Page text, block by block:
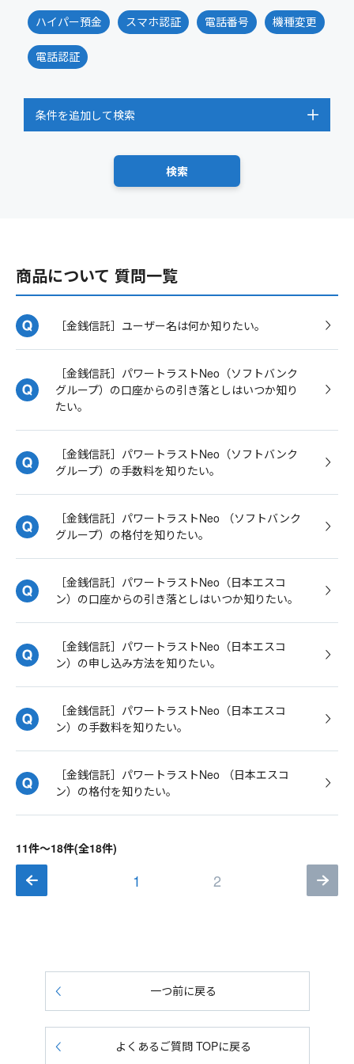
ハイパー預金 スマホ認証 電話番号 機種変更
電話認証
条件を追加して検索
商品について 質問一覧
［金銭信託］ユーザー名は何か知りたい。
［金銭信託］パワートラストNeo（ソフトバンク
グループ）の口座からの引き落としはいつか知り
たい。
［金銭信託］パワートラストNeo（ソフトバンク
グループ）の手数料を知りたい。
［金銭信託］パワートラストNeo （ソフトバンク
グループ）の格付を知りたい。
［金銭信託］パワートラストNeo（日本エスコ
ン）の口座からの引き落としはいつか知りたい。
［金銭信託］パワートラストNeo（日本エスコ
ン）の申し込み方法を知りたい。
［金銭信託］パワートラストNeo（日本エスコ
ン）の手数料を知りたい。
［金銭信託］パワートラストNeo （日本エスコ
ン）の格付を知りたい。
11件～18件(全18件)
1 2
一つ前に戻る
よくあるご質問 TOPに戻る